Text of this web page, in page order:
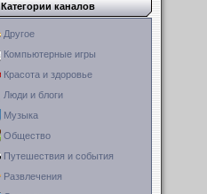
Категории каналов
Другое
Компьютерные игры
Красота и здоровье
Люди и блоги
Музыка
Общество
Путешествия и события
Развлечения